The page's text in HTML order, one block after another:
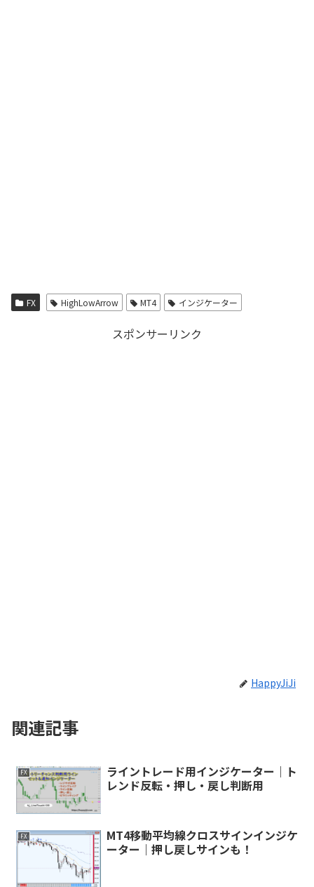
FX HighLowArrow MT4 インジケーター
スポンサーリンク
HappyJiJi
関連記事
FX
ライントレード用インジケーター｜ト
レンド反転・押し・戻し判断用
FX
MT4移動平均線クロスサインインジケ
ーター｜押し戻しサインも！